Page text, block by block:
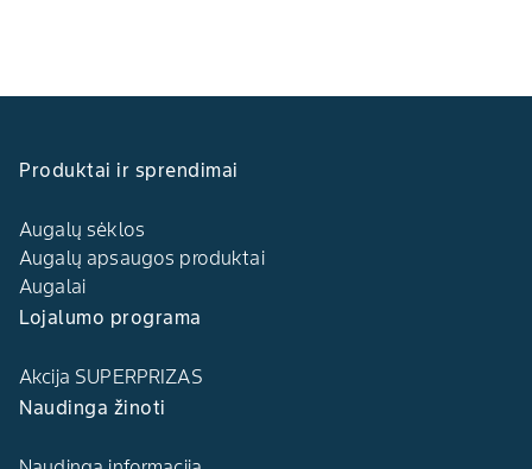
Produktai ir sprendimai
Augalų sėklos
Augalų apsaugos produktai
Augalai
Lojalumo programa
Akcija SUPERPRIZAS
Naudinga žinoti